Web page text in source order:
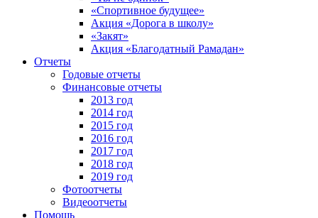
«Спортивное будущее»
Акция «Дорога в школу»
«Закят»
Акция «Благодатный Рамадан»
Отчеты
Годовые отчеты
Финансовые отчеты
2013 год
2014 год
2015 год
2016 год
2017 год
2018 год
2019 год
Фотоотчеты
Видеоотчеты
Помощь